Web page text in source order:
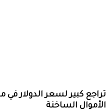
تراجع كبير لسعر الدولار
الأموال الساخنة